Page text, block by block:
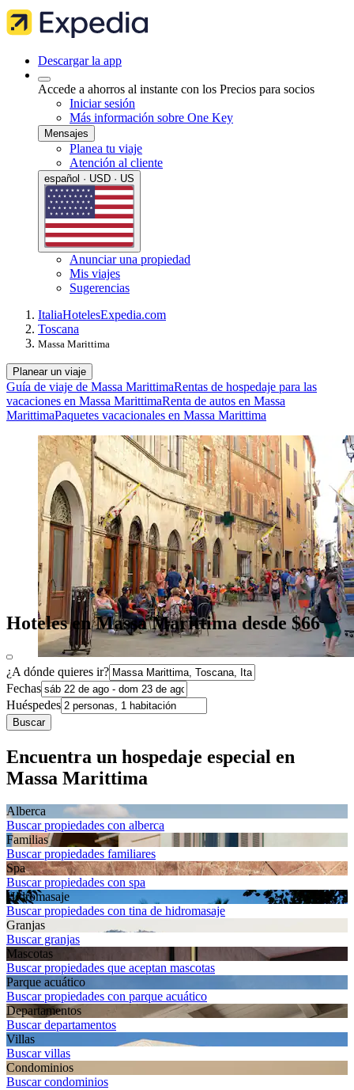
Descargar la app
Accede a ahorros al instante con los Precios para socios
Iniciar sesión
Más información sobre One Key
Mensajes
Planea tu viaje
Atención al cliente
español · USD · US
Anunciar una propiedad
Mis viajes
Sugerencias
ItaliaHotelesExpedia.com
Toscana
Massa Marittima
Planear un viaje
Guía de viaje de Massa MarittimaRentas de hospedaje para las
vacaciones en Massa MarittimaRenta de autos en Massa
MarittimaPaquetes vacacionales en Massa Marittima
Hoteles en Massa Marittima desde $66
¿A dónde quieres ir?
Fechas
Huéspedes
Buscar
Encuentra un hospedaje especial en
Massa Marittima
Alberca
Buscar propiedades con alberca
Familias
Buscar propiedades familiares
Spa
Buscar propiedades con spa
Hidromasaje
Buscar propiedades con tina de hidromasaje
Granjas
Buscar granjas
Mascotas
Buscar propiedades que aceptan mascotas
Parque acuático
Buscar propiedades con parque acuático
Departa­mentos
Buscar departamentos
Villas
Buscar villas
Condominios
Buscar condominios